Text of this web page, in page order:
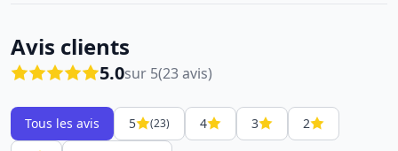
Avis clients
5.0sur 5(23 avis)
Tous les avis 5 (23) 4 3
2